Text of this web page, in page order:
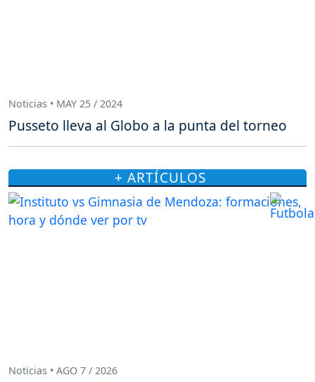
Noticias • MAY 25 / 2024
Pusseto lleva al Globo a la punta del torneo
+ ARTÍCULOS
Noticias • AGO 7 / 2026